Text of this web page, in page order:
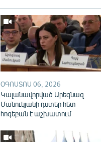
ՕԳՈՍՏՈՍ 06, 2026
Կալանավորված Արեգնազ
Մանուկյանի դստեր հետ
հոգեբան է աշխատում